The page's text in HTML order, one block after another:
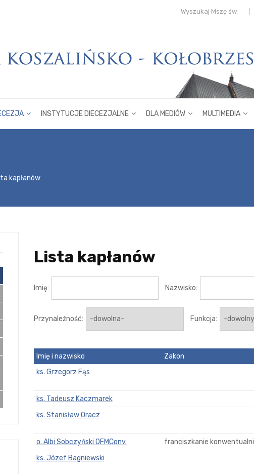
Wyszukaj Mszę św.
INSTYTUCJE DIECEZJALNE DLA MEDIÓW MULTIMEDIA
kapłanów
Lista kapłanów
Imię: Nazwisko:
Przynależność: Funkcja:
Imię i nazwisko Zakon
ks. Grzegorz Fąs
ks. Tadeusz Kaczmarek
ks. Stanisław Oracz
o. Albi Sobczyński OFMConv.
franciszkanie konwentualni
ks. Józef Bagniewski